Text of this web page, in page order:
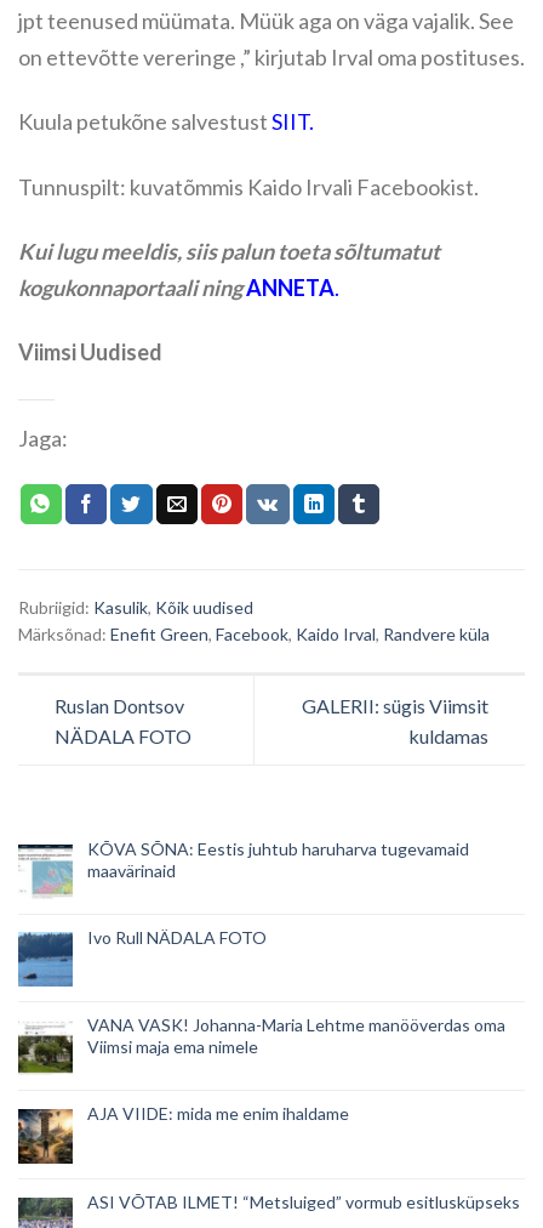
jpt teenused müümata. Müük aga on väga vajalik. See
on ettevõtte vereringe ,” kirjutab Irval oma postituses.
Kuula petukõne salvestustSIIT.
Tunnuspilt: kuvatõmmis Kaido Irvali Facebookist.
Kui lugu meeldis, siis palun toeta sõltumatut
kogukonnaportaali ningANNETA.
Viimsi Uudised
Jaga:
Rubriigid: Kasulik, Kõik uudised
Märksõnad: Enefit Green, Facebook, Kaido Irval, Randvere küla
Ruslan Dontsov
NÄDALA FOTO
GALERII: sügis Viimsit
kuldamas
KÕVA SÕNA: Eestis juhtub haruharva tugevamaid
maavärinaid
Ivo Rull NÄDALA FOTO
VANA VASK! Johanna-Maria Lehtme manööverdas oma
Viimsi maja ema nimele
AJA VIIDE: mida me enim ihaldame
ASI VÕTAB ILMET! “Metsluiged” vormub esitlusküpseks